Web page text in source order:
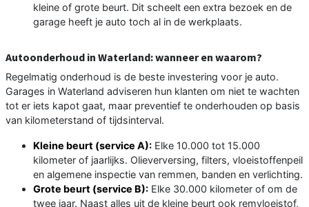
kleine of grote beurt. Dit scheelt een extra bezoek en de
garage heeft je auto toch al in de werkplaats.
Autoonderhoud in Waterland: wanneer en waarom?
Regelmatig onderhoud is de beste investering voor je auto.
Garages in Waterland adviseren hun klanten om niet te wachten
tot er iets kapot gaat, maar preventief te onderhouden op basis
van kilometerstand of tijdsinterval.
Kleine beurt (service A): Elke 10.000 tot 15.000
kilometer of jaarlijks. Olieverversing, filters, vloeistoffenpeil
en algemene inspectie van remmen, banden en verlichting.
Grote beurt (service B): Elke 30.000 kilometer of om de
twee jaar. Naast alles uit de kleine beurt ook remvloeistof,